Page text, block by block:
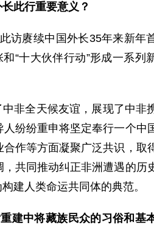
此行重要意义？
访赓续中国外长35年来新年
“十大伙伴行动”形成一系列
非全天候友谊，展现了中非
纷纷重申将坚定奉行一个中
作等方面凝聚广泛共识，取
共同推动纠正非洲遭遇的历
建人类命运共同体的典范。
建中将藏族民众的习俗和基